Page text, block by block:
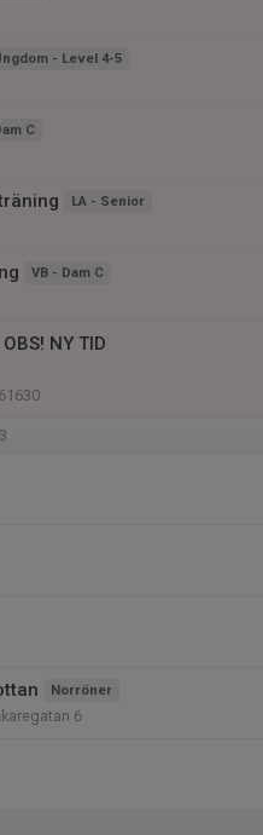
- Level 4-5
C
LA - Senior
VB - Dam C
NY TID
Norröner
6